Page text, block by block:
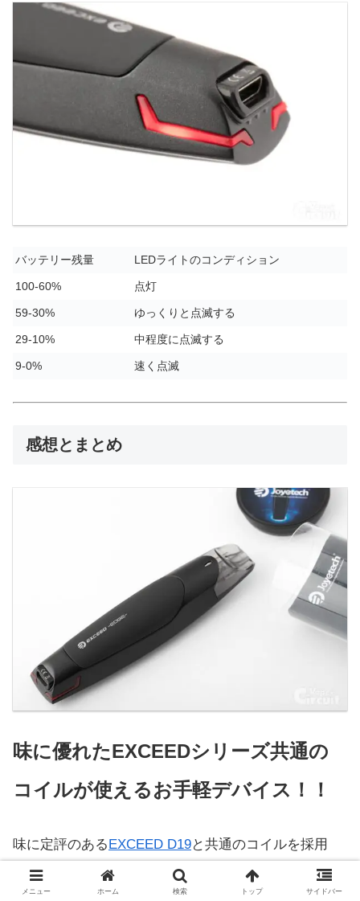
バッテリー残量 LEDライトのコンディション
100-60% 点灯
59-30% ゆっくりと点滅する
29-10% 中程度に点滅する
9-0% 速く点滅
感想とまとめ
味に優れたEXCEEDシリーズ共通の
コイルが使えるお手軽デバイス！！
味に定評のある EXCEED D19と共通のコイルを採用
し、それに近い味を実現したお手軽デバイス。シリー
メニュー ホーム 検索 トップ サイドバー